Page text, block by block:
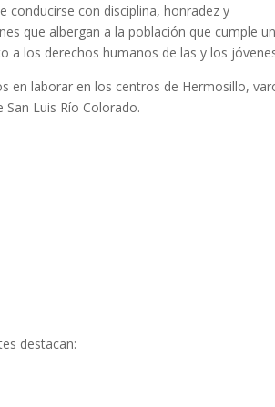
conducirse con disciplina, honradez y
que albergan a la población que cumple
a los derechos humanos de las y los
en laborar en los centros de Hermosillo,
Luis Río Colorado.
destacan: